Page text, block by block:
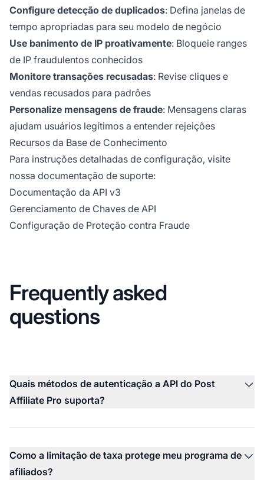
Configure detecção de duplicados: Defina janelas de
tempo apropriadas para seu modelo de negócio
Use banimento de IP proativamente: Bloqueie ranges
de IP fraudulentos conhecidos
Monitore transações recusadas: Revise cliques e
vendas recusados para padrões
Personalize mensagens de fraude: Mensagens claras
ajudam usuários legítimos a entender rejeições
Recursos da Base de Conhecimento
Para instruções detalhadas de configuração, visite
nossa documentação de suporte:
Documentação da API v3
Gerenciamento de Chaves de API
Configuração de Proteção contra Fraude
Frequently asked
questions
Quais métodos de autenticação a API do Post
Affiliate Pro suporta?
Como a limitação de taxa protege meu programa de
afiliados?